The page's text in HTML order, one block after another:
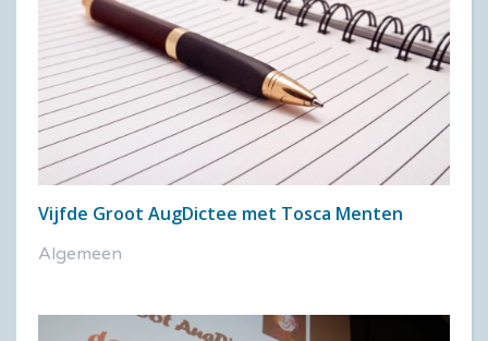
Vijfde Groot AugDictee met Tosca Menten
Algemeen